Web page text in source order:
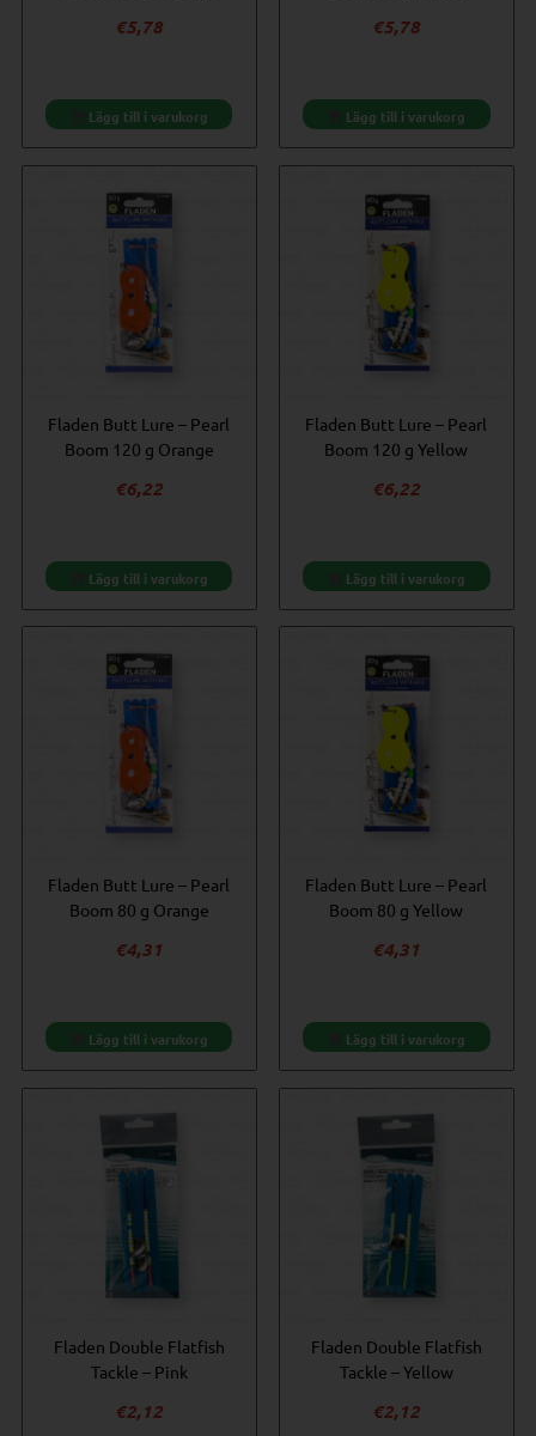
€5,78
Lägg till i varukorg
€5,78
Lägg till i varukorg
Fladen Butt Lure – Pearl
Boom 120 g Orange
€6,22
Lägg till i varukorg
Fladen Butt Lure – Pearl
Boom 120 g Yellow
€6,22
Lägg till i varukorg
Fladen Butt Lure – Pearl
Boom 80 g Orange
€4,31
Lägg till i varukorg
Fladen Butt Lure – Pearl
Boom 80 g Yellow
€4,31
Lägg till i varukorg
Fladen Double Flatfish
Tackle – Pink
€2,12
Fladen Double Flatfish
Tackle – Yellow
€2,12